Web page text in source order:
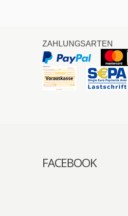
ZAHLUNGSARTEN
FACEBOOK